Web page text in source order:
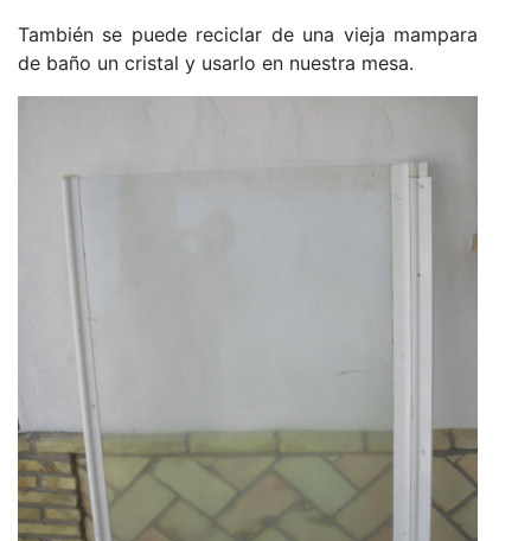
También se puede reciclar de una vieja mampara
de baño un cristal y usarlo en nuestra mesa.